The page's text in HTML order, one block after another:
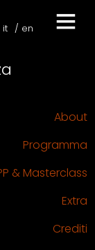
it en
About
Programma
& Masterclass
Extra
Crediti